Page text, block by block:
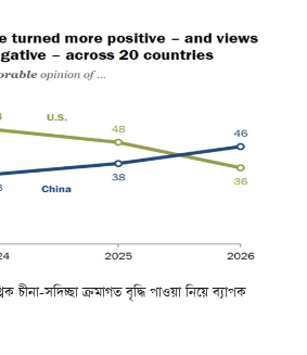
চীনা-সদিচ্ছা ক্রমাগত বৃদ্ধি পাওয়া নিয়ে ব্যাপক